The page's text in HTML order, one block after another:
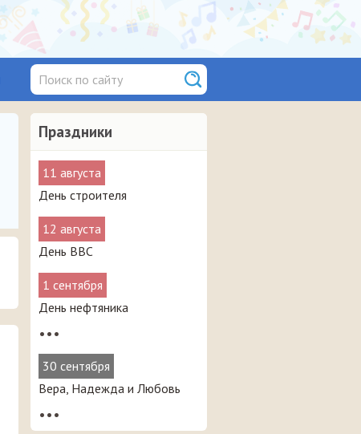
Праздники
11 августа
День строителя
12 августа
День ВВС
1 сентября
День нефтяника
•••
30 сентября
Вера, Надежда и Любовь
•••